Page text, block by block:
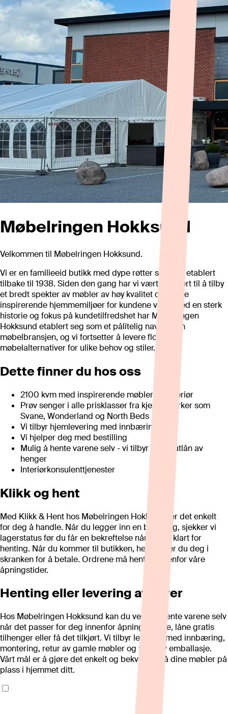
Møbelringen Hokksund
Velkommen til Møbelringen Hokksund.
Vi er en familieeid butikk med dype røtter som ble etablert
tilbake til 1938. Siden den gang har vi vært dedikert til å tilby
et bredt spekter av møbler av høy kvalitet og skape
inspirerende hjemmemiljøer for kundene våre. Med en sterk
historie og fokus på kundetilfredshet har Møbelringen
Hokksund etablert seg som et pålitelig navn innen
møbelbransjen, og vi fortsetter å levere flotte
møbelalternativer for ulike behov og stiler.
Dette finner du hos oss
2100 kvm med inspirerende møbler og interiør
Prøv senger i alle prisklasser fra kjente merker som
Svane, Wonderland og North Beds
Vi tilbyr hjemlevering med innbæring
Vi hjelper deg med bestilling
Mulig å hente varene selv - vi tilbyr gratis utlån av
henger
Interiørkonsulenttjenester
Klikk og hent
Med Klikk & Hent hos Møbelringen Hokksund er det enkelt
for deg å handle. Når du legger inn en bestilling, sjekker vi
lagerstatus før du får en bekreftelse når det er klart for
henting. Når du kommer til butikken, henvender du deg i
skranken for å betale. Ordrene må hentes innenfor våre
åpningstider.
Henting eller levering av varer
Hos Møbelringen Hokksund kan du velge å hente varene selv
når det passer for deg innenfor åpningstidene, låne gratis
tilhenger eller få det tilkjørt. Vi tilbyr levering med innbæring,
montering, retur av gamle møbler og retur av emballasje.
Vårt mål er å gjøre det enkelt og bekvemt å få dine møbler på
plass i hjemmet ditt.